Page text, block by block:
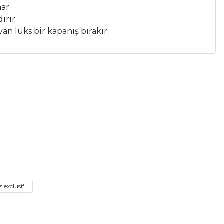
lüks bir kapanış bırakır.
iletebilirsiniz.
exclusif